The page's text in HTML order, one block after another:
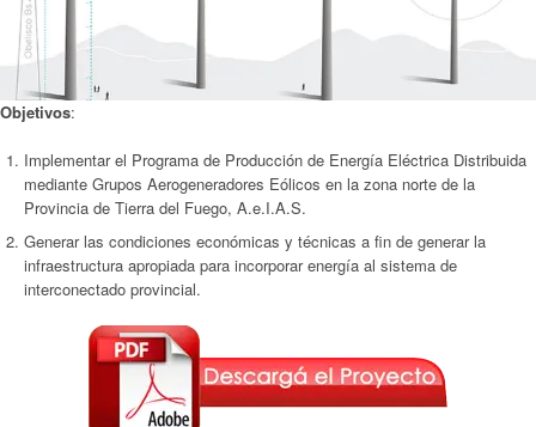
Objetivos:
Implementar el Programa de Producción de Energía Eléctrica Distribuida
mediante Grupos Aerogeneradores Eólicos en la zona norte de la
Provincia de Tierra del Fuego, A.e.I.A.S.
Generar las condiciones económicas y técnicas a fin de generar la
infraestructura apropiada para incorporar energía al sistema de
interconectado provincial.